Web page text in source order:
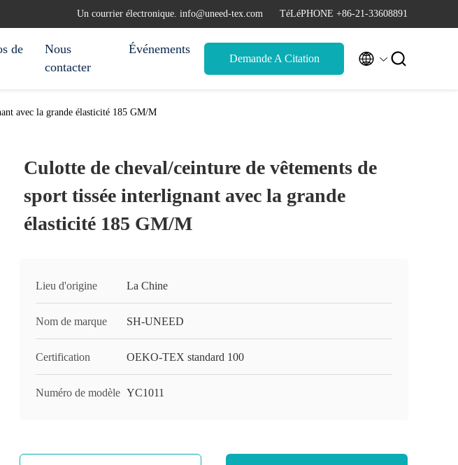
Un courrier électronique. info@uneed-tex.com TéLéPHONE +86-21-33608891
de
Nous
contacter
Événements
Demande A Citation  
avec la grande élasticité 185 GM/M
Culotte de cheval/ceinture de vêtements de
sport tissée interlignant avec la grande
élasticité 185 GM/M
Lieu d'origine La Chine
Nom de marque SH-UNEED
Certification OEKO-TEX standard 100
Numéro de modèle YC1011